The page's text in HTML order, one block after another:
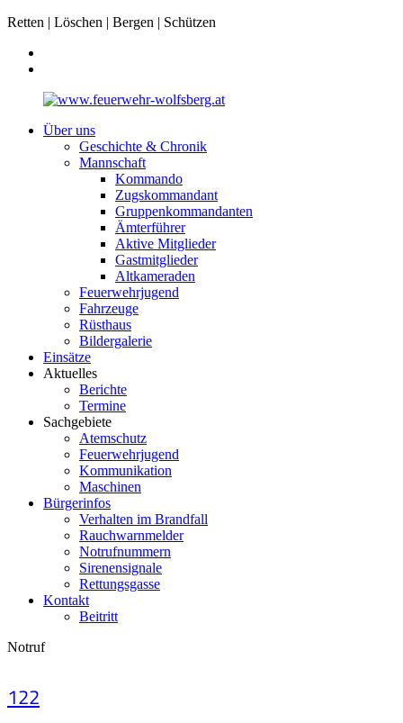
Retten | Löschen | Bergen | Schützen
Über uns
Geschichte & Chronik
Mannschaft
Kommando
Zugskommandant
Gruppenkommandanten
Ämterführer
Aktive Mitglieder
Gastmitglieder
Altkameraden
Feuerwehrjugend
Fahrzeuge
Rüsthaus
Bildergalerie
Einsätze
Aktuelles
Berichte
Termine
Sachgebiete
Atemschutz
Feuerwehrjugend
Kommunikation
Maschinen
Bürgerinfos
Verhalten im Brandfall
Rauchwarnmelder
Notrufnummern
Sirenensignale
Rettungsgasse
Kontakt
Beitritt
Notruf
122